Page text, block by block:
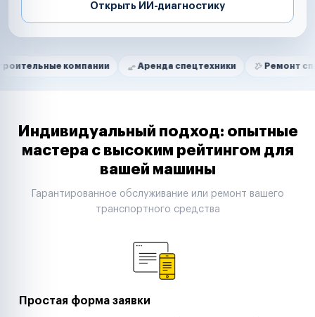
Открыть ИИ-диагностику
Нам доверяют
компании Аренда спецтехники Ремонт спецтехники
Маркетплейсы
Таксопарки
Автодилеры
Строительные компании
Аренда спецтехники
Индивидуальный подход: опытные
мастера с высоким рейтингом для
вашей машины
Гарантированное обслуживание или ремонт вашего
транспортного средства
Простая форма заявки